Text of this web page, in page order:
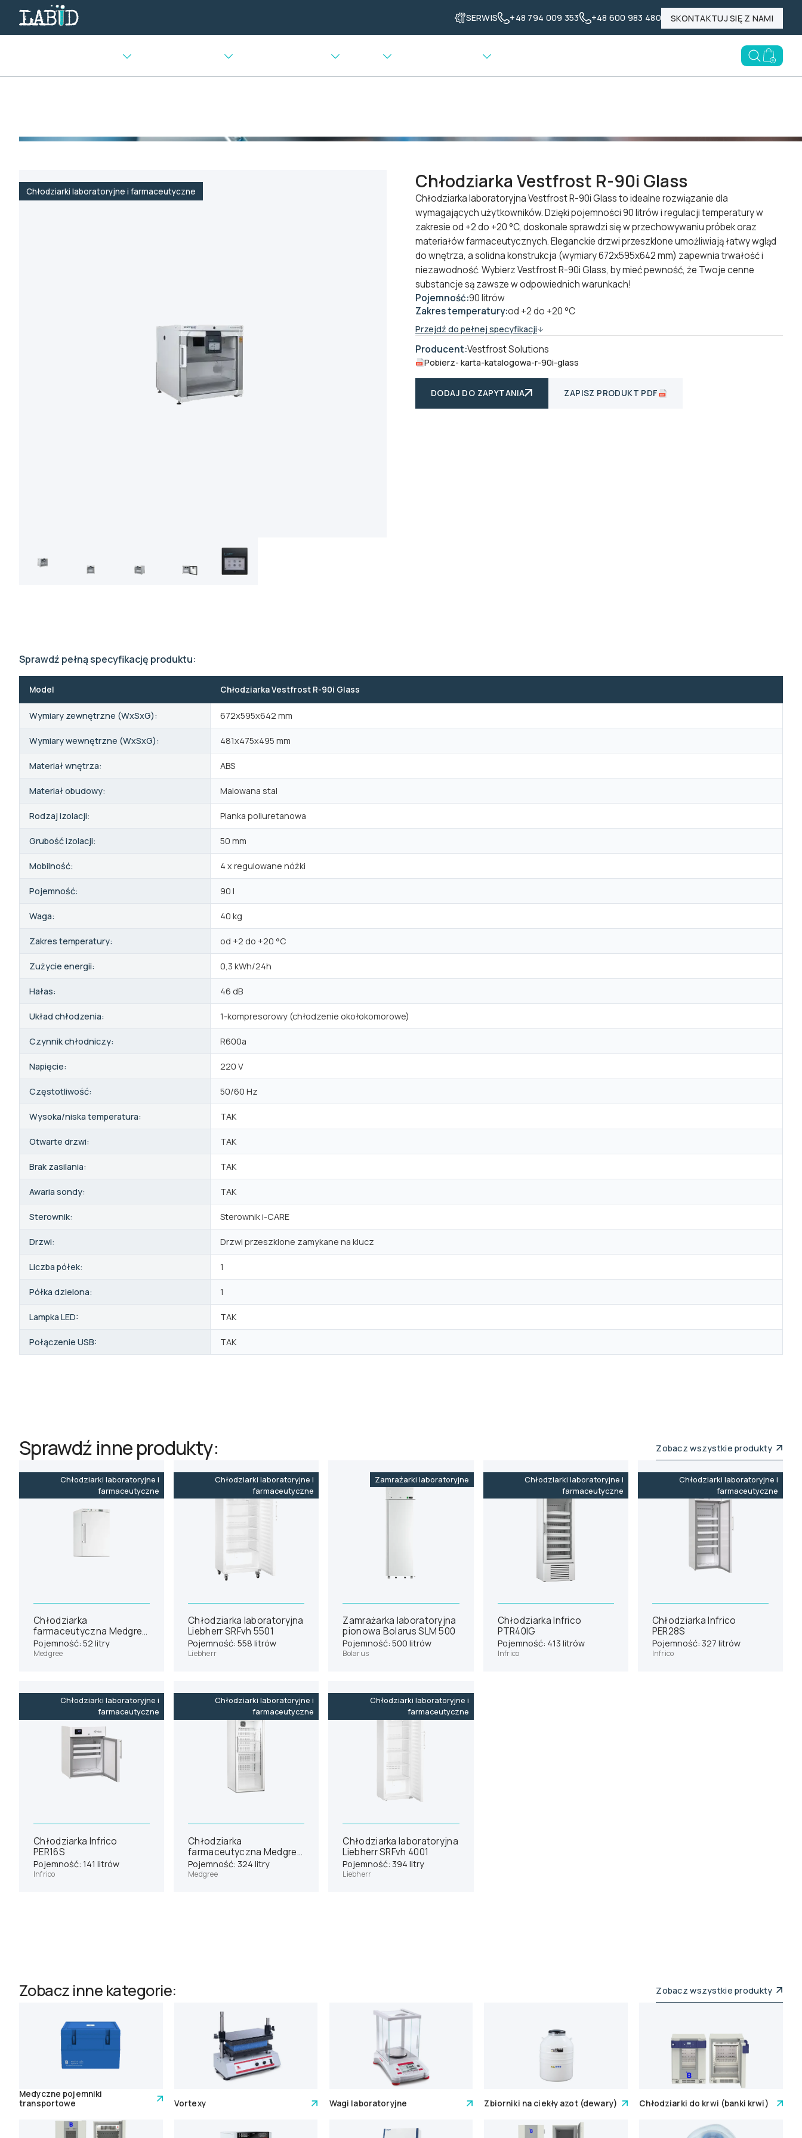
SERWIS +48 794 009 353 +48 600 983 480 SKONTAKTUJ SIĘ Z NAMI
OpenGo to
Chłodziarki laboratoryjne i farmaceutyczne Chłodziarka Vestfrost R-90i Glass
Chłodziarka laboratoryjna Vestfrost R-90i Glass to idealne rozwiązanie dla
wymagających użytkowników. Dzięki pojemności 90 litrów i regulacji temperatury w
zakresie od +2 do +20 °C, doskonale sprawdzi się w przechowywaniu próbek oraz
materiałów farmaceutycznych. Eleganckie drzwi przeszklone umożliwiają łatwy wgląd
do wnętrza, a solidna konstrukcja (wymiary 672x595x642 mm) zapewnia trwałość i
niezawodność. Wybierz Vestfrost R-90i Glass, by mieć pewność, że Twoje cenne
substancje są zawsze w odpowiednich warunkach!
Pojemność:90 litrów
Zakres temperatury:od +2 do +20 °C
Przejdź do pełnej specyfikacji
Producent:Vestfrost Solutions
Pobierz- karta-katalogowa-r-90i-glass
DODAJ DO ZAPYTANIA ZAPISZ PRODUKT PDF
Sprawdź pełną specyfikację produktu:
Model Chłodziarka Vestfrost R-90i Glass
Wymiary zewnętrzne (WxSxG): 672x595x642 mm
Wymiary wewnętrzne (WxSxG): 481x475x495 mm
Materiał wnętrza: ABS
Materiał obudowy: Malowana stal
Rodzaj izolacji: Pianka poliuretanowa
Grubość izolacji: 50 mm
Mobilność: 4 x regulowane nóżki
Pojemność: 90 l
Waga: 40 kg
Zakres temperatury: od +2 do +20 °C
Zużycie energii: 0,3 kWh/24h
Hałas: 46 dB
Układ chłodzenia: 1-kompresorowy (chłodzenie okołokomorowe)
Czynnik chłodniczy: R600a
Napięcie: 220 V
Częstotliwość: 50/60 Hz
Wysoka/niska temperatura: TAK
Otwarte drzwi: TAK
Brak zasilania: TAK
Awaria sondy: TAK
Sterownik: Sterownik i-CARE
Drzwi: Drzwi przeszklone zamykane na klucz
Liczba półek: 1
Półka dzielona: 1
Lampka LED: TAK
Połączenie USB: TAK
Sprawdź inne produkty: Zobacz wszystkie produkty
Chłodziarki laboratoryjne i
farmaceutyczne
Chłodziarka
farmaceutyczna Medgree
MPRA 66 S
Pojemność: 52 litry
Medgree
Chłodziarki laboratoryjne i
farmaceutyczne
Chłodziarka laboratoryjna
Liebherr SRFvh 5501
Pojemność: 558 litrów
Liebherr
Zamrażarki laboratoryjne
Zamrażarka laboratoryjna
pionowa Bolarus SLM 500
Pojemność: 500 litrów
Bolarus
Chłodziarki laboratoryjne i
farmaceutyczne
Chłodziarka Infrico
PTR40IG
Pojemność: 413 litrów
Infrico
Chłodziarki laboratoryjne i
farmaceutyczne
Chłodziarka Infrico
PER28S
Pojemność: 327 litrów
Infrico
Chłodziarki laboratoryjne i
farmaceutyczne
Chłodziarka Infrico
PER16S
Pojemność: 141 litrów
Infrico
Chłodziarki laboratoryjne i
farmaceutyczne
Chłodziarka
farmaceutyczna Medgree
MLRE 350 G
Pojemność: 324 litry
Medgree
Chłodziarki laboratoryjne i
farmaceutyczne
Chłodziarka laboratoryjna
Liebherr SRFvh 4001
Pojemność: 394 litry
Liebherr
Zobacz inne kategorie: Zobacz wszystkie produkty
Medyczne pojemniki
transportowe
Vortexy Wagi laboratoryjne Zbiorniki na ciekły azot (dewary) Chłodziarki do krwi (banki krwi)